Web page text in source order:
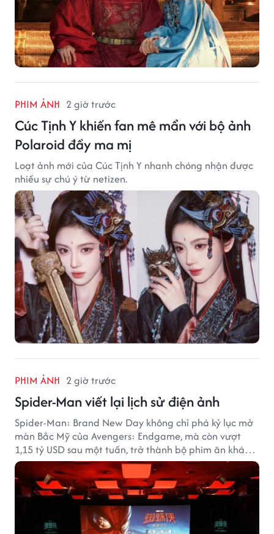
PHIM ẢNH 2 giờ trước
Cúc Tịnh Y khiến fan mê mẩn với bộ ảnh
Polaroid đầy ma mị
Loạt ảnh mới của Cúc Tịnh Y nhanh chóng nhận được
nhiều sự chú ý từ netizen.
PHIM ẢNH 2 giờ trước
Spider-Man viết lại lịch sử điện ảnh
Spider-Man: Brand New Day không chỉ phá kỷ lục mở
màn Bắc Mỹ của Avengers: Endgame, mà còn vượt
1,15 tỷ USD sau một tuần, trở thành bộ phim ăn khách
nhất năm 2026.